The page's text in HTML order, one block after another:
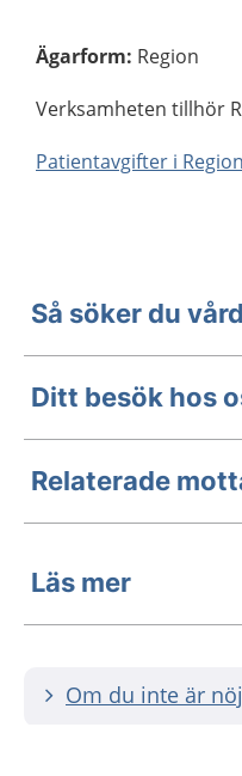
Ägarform: Region
Verksamheten tillhör
Patientavgifter i
Så söker du
Ditt besök hos
Relaterade
Läs mer
Om du inte är